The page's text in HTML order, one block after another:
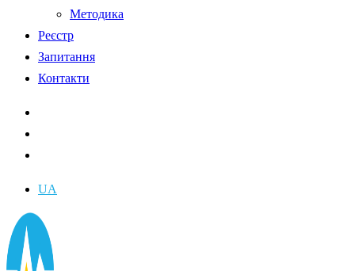
Методика
Реєстр
Запитання
Контакти
UA